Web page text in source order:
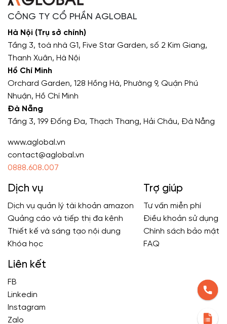
CÔNG TY CỔ PHẦN AGLOBAL
Hà Nội (Trụ sở chính)
Tầng 3, toà nhà G1, Five Star Garden, số 2 Kim Giang,
Thanh Xuân, Hà Nội
Hồ Chí Minh
Orchard Garden, 128 Hồng Hà, Phường 9, Quận Phú
Nhuận, Hồ Chí Minh
Đà Nẵng
Tầng 3, 199 Đống Đa, Thạch Thang, Hải Châu, Đà Nẵng
www.aglobal.vn
contact@aglobal.vn
0888.608.007
Dịch vụ
Dịch vụ quản lý tài khoản amazon
Quảng cáo và tiếp thị đa kênh
Thiết kế và sáng tạo nội dung
Khóa học
Trợ giúp
Tư vấn miễn phí
Điều khoản sử dụng
Chính sách bảo mật
FAQ
Liên kết
FB
Linkedin
Instagram
Zalo